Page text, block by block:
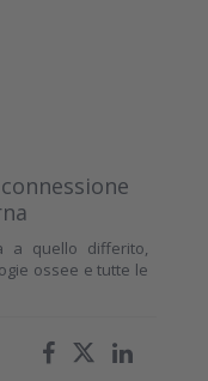
a quello differito,
ossee e tutte le